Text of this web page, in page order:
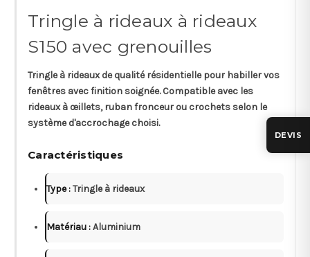
Tringle à rideaux à rideaux
S150 avec grenouilles
Tringle à rideaux de qualité résidentielle pour habiller vos
fenêtres avec finition soignée. Compatible avec les
rideaux à œillets, ruban fronceur ou crochets selon le
système d'accrochage choisi.
Caractéristiques
Type :Tringle à rideaux
Matériau :Aluminium
DEVIS